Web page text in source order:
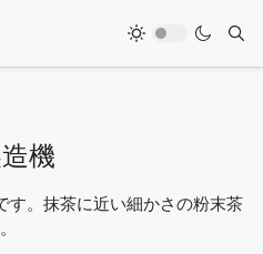
機
す。抹茶に近い細かさの粉末茶